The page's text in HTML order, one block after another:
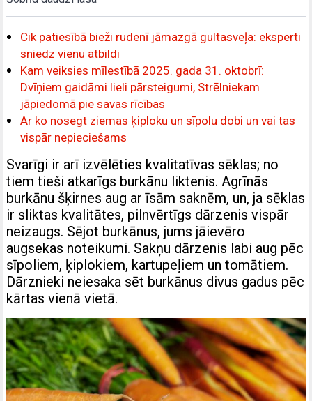
Cik patiesībā bieži rudenī jāmazgā gultasveļa: eksperti
sniedz vienu atbildi
Kam veiksies mīlestībā 2025. gada 31. oktobrī:
Dvīņiem gaidāmi lieli pārsteigumi, Strēlniekam
jāpiedomā pie savas rīcības
Ar ko nosegt ziemas ķiploku un sīpolu dobi un vai tas
vispār nepieciešams
Svarīgi ir arī izvēlēties kvalitatīvas sēklas; no
tiem tieši atkarīgs burkānu liktenis. Agrīnās
burkānu šķirnes aug ar īsām saknēm, un, ja sēklas
ir sliktas kvalitātes, pilnvērtīgs dārzenis vispār
neizaugs. Sējot burkānus, jums jāievēro
augsekas noteikumi. Sakņu dārzenis labi aug pēc
sīpoliem, ķiplokiem, kartupeļiem un tomātiem.
Dārznieki neiesaka sēt burkānus divus gadus pēc
kārtas vienā vietā.